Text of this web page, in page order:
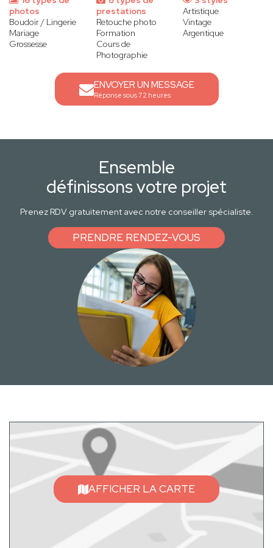
photos
Boudoir / Lingerie
Mariage
Grossesse
prestations
Retouche photo
Formation
Cours de
Photographie
Artistique
Vintage
Argentique
ENVOYER UN MESSAGE
Réponse sous 72 heures
Ensemble
définissons votre projet
Prenez RDV gratuitement avec notre conseiller spécialiste.
PRENDRE RENDEZ-VOUS
AFFICHER LA CARTE